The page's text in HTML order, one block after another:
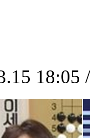
18:05